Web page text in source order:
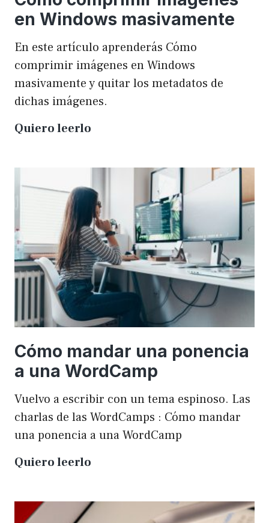
en Windows masivamente
En este artículo aprenderás Cómo
comprimir imágenes en Windows
masivamente y quitar los metadatos de
dichas imágenes.
Quiero leerlo
imágenes
Windows
masivamente
Cómo mandar una ponencia
a una WordCamp
Vuelvo a escribir con un tema espinoso. Las
charlas de las WordCamps : Cómo mandar
una ponencia a una WordCamp
Quiero leerlo
una